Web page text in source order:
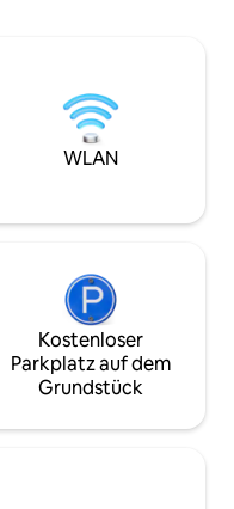
und
für einen fünften
ein Wohnzimmer
Smart-TV, eine
(Induktionsherd,
Smart-TVs in
für Partys.
WLAN
Kostenloser
Parkplatz auf dem
Grundstück